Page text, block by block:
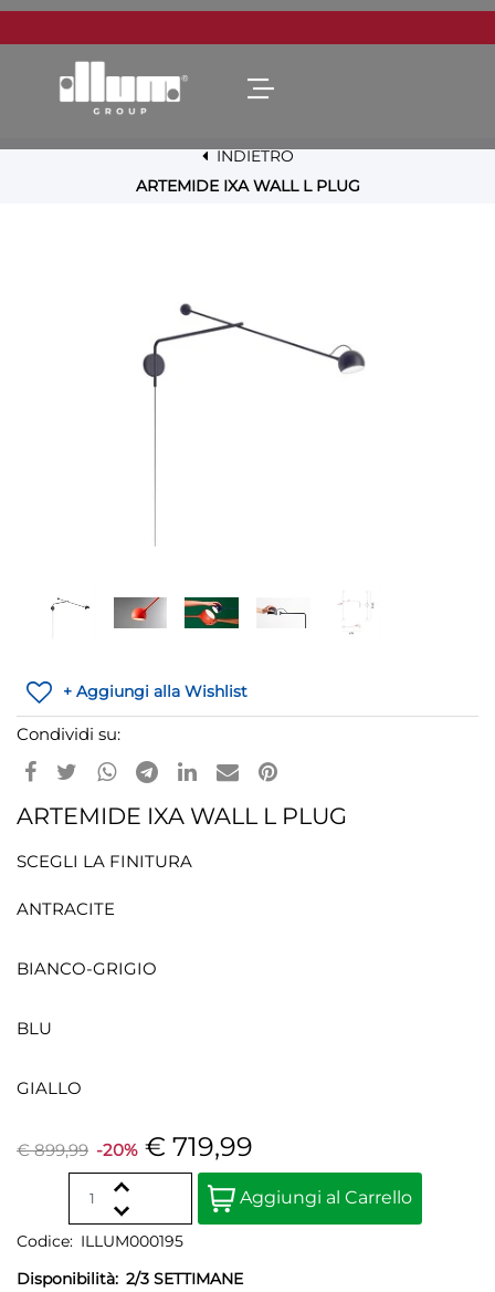
Open menu
INDIETRO
ARTEMIDE IXA WALL L PLUG
+ Aggiungi alla Wishlist
Condividi su:
ARTEMIDE IXA WALL L PLUG
SCEGLI LA FINITURA
ANTRACITE
BIANCO-GRIGIO
BLU
GIALLO
€ 899,99 -20% € 719,99
Quantity
Aggiungi al Carrello
Codice: ILLUM000195
Disponibilità: 2/3 SETTIMANE